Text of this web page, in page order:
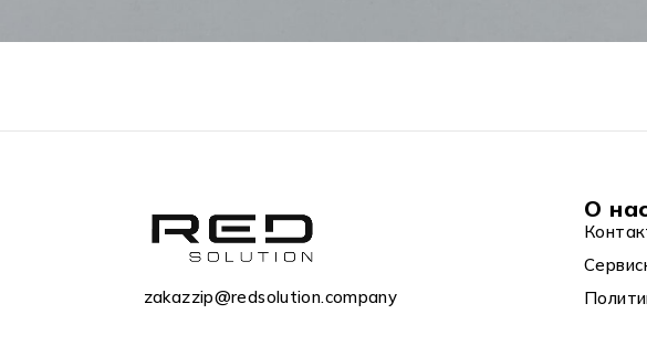
zakazzip@redsolution.company
О